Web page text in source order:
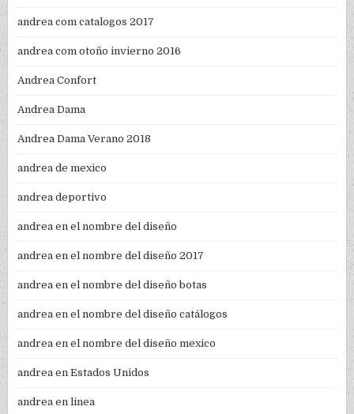
andrea com catalogos 2017
andrea com otoño invierno 2016
Andrea Confort
Andrea Dama
Andrea Dama Verano 2018
andrea de mexico
andrea deportivo
andrea en el nombre del diseño
andrea en el nombre del diseño 2017
andrea en el nombre del diseño botas
andrea en el nombre del diseño catálogos
andrea en el nombre del diseño mexico
andrea en Estados Unidos
andrea en linea